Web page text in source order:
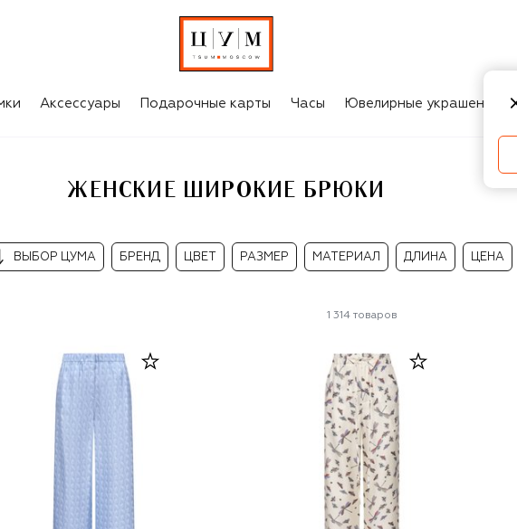
Аксессуары Подарочные карты Часы Ювелирные украшения
ЖЕНСКИЕ ШИРОКИЕ БРЮКИ
ВЫБОР ЦУМА БРЕНД ЦВЕТ РАЗМЕР МАТЕРИАЛ ДЛИНА ЦЕНА
1 314 товаров